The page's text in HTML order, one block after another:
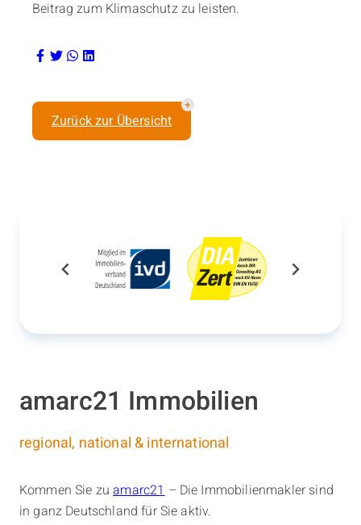
Beitrag zum Klimaschutz zu leisten.
Zurück zur Übersicht
amarc21 Immobilien
regional, national & international
Kommen Sie zuamarc21 – Die Immobilienmakler sind
in ganz Deutschland für Sie aktiv.